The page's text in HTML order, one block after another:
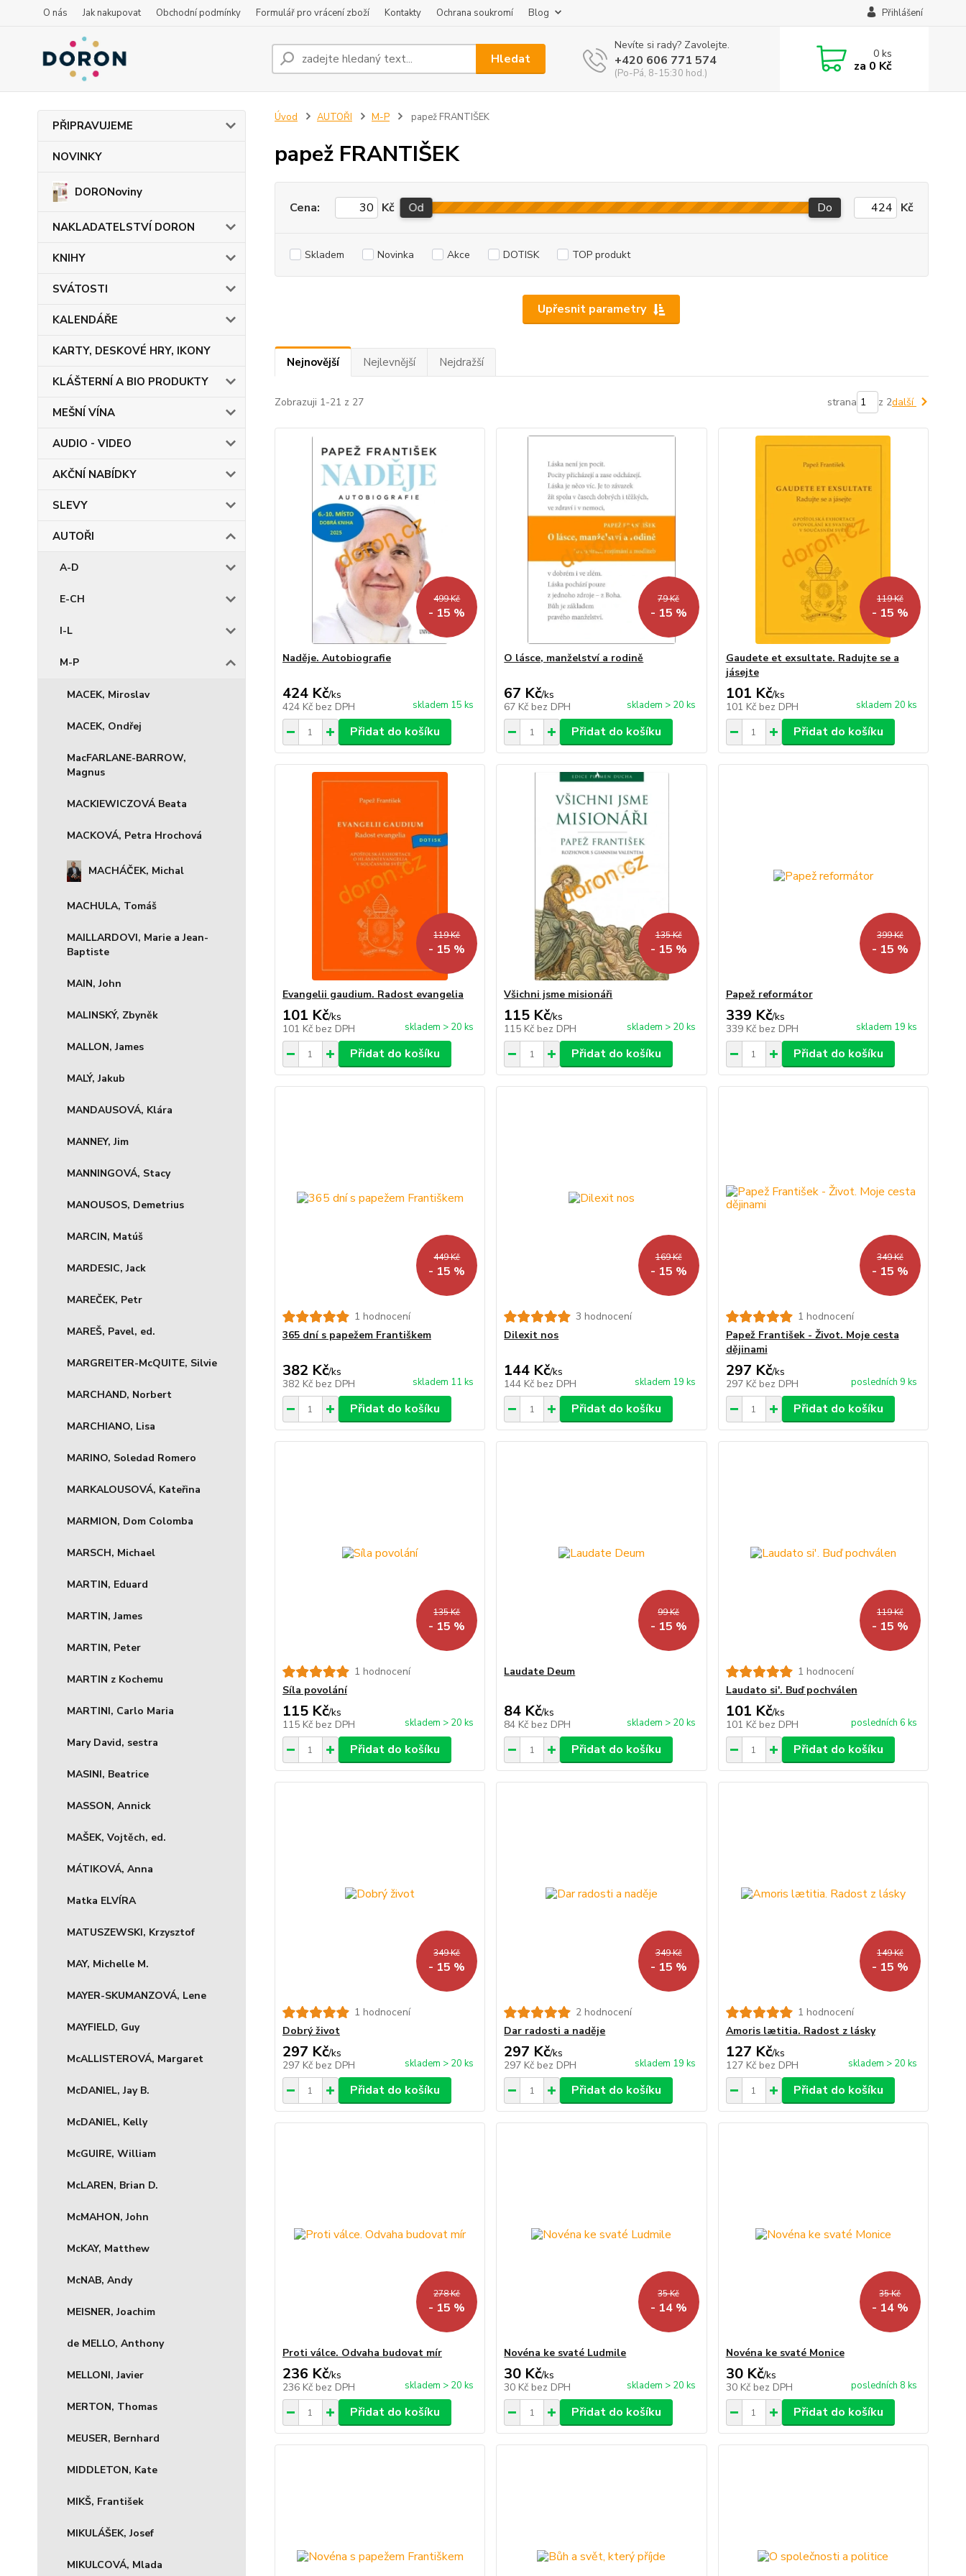
O nás Jak nakupovat Obchodní podmínky Formulář pro vrácení zboží Kontakty Ochrana soukromí Blog Přihlášení
Hledat
Nevíte si rady? Zavolejte.
+420 606 771 574
(Po-Pá, 8-15:30 hod.)
0ks
za 0 Kč
PŘIPRAVUJEME
NOVINKY
DORONoviny
NAKLADATELSTVÍ DORON
KNIHY
SVÁTOSTI
KALENDÁŘE
KARTY, DESKOVÉ HRY, IKONY
KLÁŠTERNÍ A BIO PRODUKTY
MEŠNÍ VÍNA
AUDIO - VIDEO
AKČNÍ NABÍDKY
SLEVY
AUTOŘI
A-D
E-CH
I-L
M-P
MACEK, Miroslav
MACEK, Ondřej
MacFARLANE-BARROW,
Magnus
MACKIEWICZOVÁ Beata
MACKOVÁ, Petra Hrochová
MACHÁČEK, Michal
MACHULA, Tomáš
MAILLARDOVI, Marie a Jean-
Baptiste
MAIN, John
MALINSKÝ, Zbyněk
MALLON, James
MALÝ, Jakub
MANDAUSOVÁ, Klára
MANNEY, Jim
MANNINGOVÁ, Stacy
MANOUSOS, Demetrius
MARCIN, Matúš
MARDESIC, Jack
MAREČEK, Petr
MAREŠ, Pavel, ed.
MARGREITER-McQUITE, Silvie
MARCHAND, Norbert
MARCHIANO, Lisa
MARINO, Soledad Romero
MARKALOUSOVÁ, Kateřina
MARMION, Dom Colomba
MARSCH, Michael
MARTIN, Eduard
MARTIN, James
MARTIN, Peter
MARTIN z Kochemu
MARTINI, Carlo Maria
Mary David, sestra
MASINI, Beatrice
MASSON, Annick
MAŠEK, Vojtěch, ed.
MÁTIKOVÁ, Anna
Matka ELVÍRA
MATUSZEWSKI, Krzysztof
MAY, Michelle M.
MAYER-SKUMANZOVÁ, Lene
MAYFIELD, Guy
McALLISTEROVÁ, Margaret
McDANIEL, Jay B.
McDANIEL, Kelly
McGUIRE, William
McLAREN, Brian D.
McMAHON, John
McKAY, Matthew
McNAB, Andy
MEISNER, Joachim
de MELLO, Anthony
MELLONI, Javier
MERTON, Thomas
MEUSER, Bernhard
MIDDLETON, Kate
MIKŠ, František
MIKULÁŠEK, Josef
MIKULCOVÁ, Mlada
Úvod AUTOŘI M-P papež FRANTIŠEK
papež FRANTIŠEK
Upřesnit parametry
Cena: Kč Od Do Kč
Skladem Novinka Akce DOTISK TOP produkt
Nejnovější Nejlevnější Nejdražší
Zobrazuji 1-21 z 27 strana z 2další
499 Kč
- 15 %
Naděje. Autobiografie
424 Kč/ks
424 Kč bez DPH skladem 15 ks
Přidat do košíku
79 Kč
- 15 %
O lásce, manželství a rodině
67 Kč/ks
67 Kč bez DPH skladem > 20 ks
Přidat do košíku
119 Kč
- 15 %
Gaudete et exsultate. Radujte se a
jásejte
101 Kč/ks
101 Kč bez DPH skladem 20 ks
Přidat do košíku
119 Kč
- 15 %
Evangelii gaudium. Radost evangelia
101 Kč/ks
101 Kč bez DPH skladem > 20 ks
Přidat do košíku
135 Kč
- 15 %
Všichni jsme misionáři
115 Kč/ks
115 Kč bez DPH skladem > 20 ks
Přidat do košíku
399 Kč
- 15 %
Papež reformátor
339 Kč/ks
339 Kč bez DPH skladem 19 ks
Přidat do košíku
449 Kč
- 15 %
1 hodnocení
365 dní s papežem Františkem
382 Kč/ks
382 Kč bez DPH skladem 11 ks
Přidat do košíku
169 Kč
- 15 %
3 hodnocení
Dilexit nos
144 Kč/ks
144 Kč bez DPH skladem 19 ks
Přidat do košíku
349 Kč
- 15 %
1 hodnocení
Papež František - Život. Moje cesta
dějinami
297 Kč/ks
297 Kč bez DPH posledních 9 ks
Přidat do košíku
135 Kč
- 15 %
1 hodnocení
Síla povolání
115 Kč/ks
115 Kč bez DPH skladem > 20 ks
Přidat do košíku
99 Kč
- 15 %
Laudate Deum
84 Kč/ks
84 Kč bez DPH skladem > 20 ks
Přidat do košíku
119 Kč
- 15 %
1 hodnocení
Laudato si'. Buď pochválen
101 Kč/ks
101 Kč bez DPH posledních 6 ks
Přidat do košíku
349 Kč
- 15 %
1 hodnocení
Dobrý život
297 Kč/ks
297 Kč bez DPH skladem > 20 ks
Přidat do košíku
349 Kč
- 15 %
2 hodnocení
Dar radosti a naděje
297 Kč/ks
297 Kč bez DPH skladem 19 ks
Přidat do košíku
149 Kč
- 15 %
1 hodnocení
Amoris lætitia. Radost z lásky
127 Kč/ks
127 Kč bez DPH skladem > 20 ks
Přidat do košíku
278 Kč
- 15 %
Proti válce. Odvaha budovat mír
236 Kč/ks
236 Kč bez DPH skladem > 20 ks
Přidat do košíku
35 Kč
- 14 %
Novéna ke svaté Ludmile
30 Kč/ks
30 Kč bez DPH skladem > 20 ks
Přidat do košíku
35 Kč
- 14 %
Novéna ke svaté Monice
30 Kč/ks
30 Kč bez DPH posledních 8 ks
Přidat do košíku